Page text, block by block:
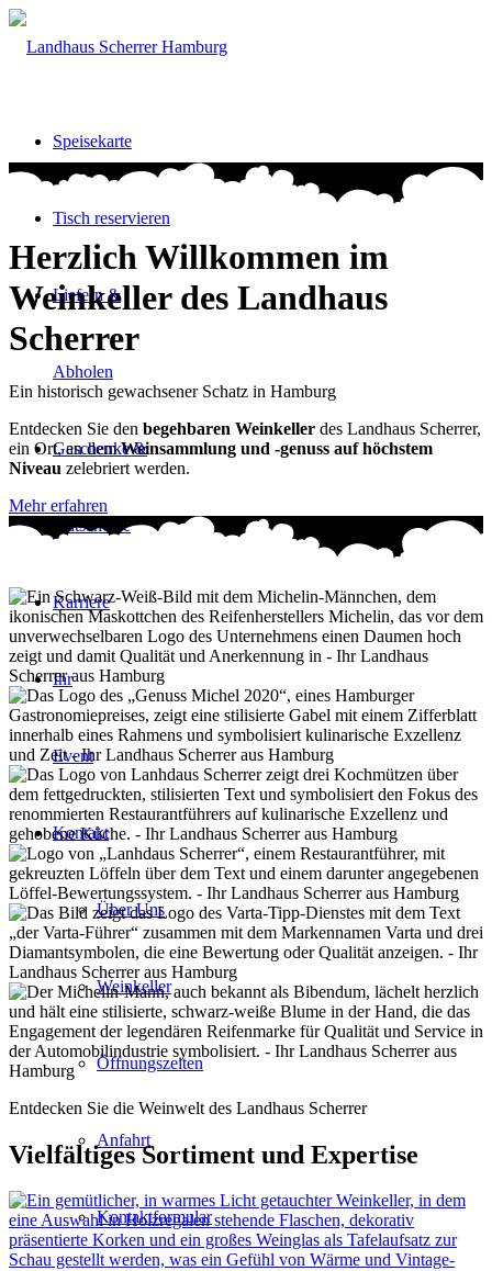
Speisekarte
Tisch reservieren
Liefern &
Abholen
Geschenke &
Gutscheine
Karriere
Ihr
Event
Kontakt
Über Uns
Weinkeller
Öffnungszeiten
Anfahrt
Kontaktformular
Herzlich Willkommen im
Weinkeller des Landhaus
Scherrer
Ein historisch gewachsener Schatz in Hamburg
Entdecken Sie den begehbaren Weinkeller des Landhaus Scherrer,
ein Ort, an demWeinsammlung und -genuss auf höchstem
Niveau zelebriert werden.
Mehr erfahren
Entdecken Sie die Weinwelt des Landhaus Scherrer
Vielfältiges Sortiment und Expertise